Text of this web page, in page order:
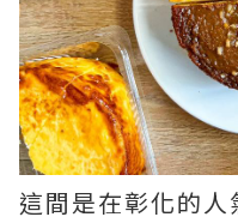
這間是在彰化的